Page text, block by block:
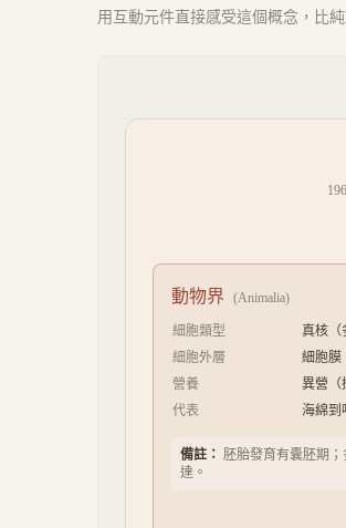
用互動元件直接感受這個概念，比
動物界 (Animalia)
細胞類型
真核（
細胞外層
細胞膜
營養
異營（
代表
海綿到
備註： 胚胎發育有囊胚期
達。